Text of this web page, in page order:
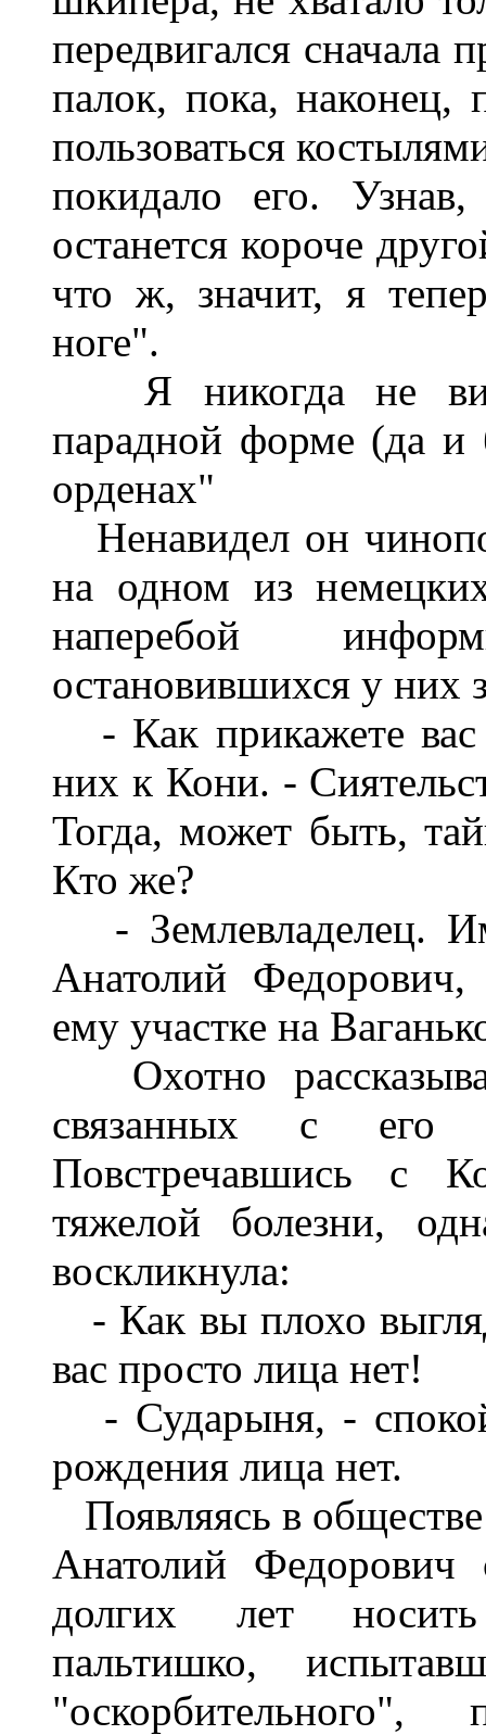
передвигался
палок, пока, наконец,
пользоваться
покидало его.
останется короче
что ж, значит, я
ноге".
Я никогда не
парадной форме (да
орденах"
Ненавидел он
на одном из
наперебой
остановившихся у них
- Как прикажете вас
них к Кони. -
Тогда, может быть,
Кто же?
- Землевладелец.
Анатолий
ему участке на
Охотно
связанных с его
Повстречавшись с
тяжелой болезни,
воскликнула:
- Как вы плохо
вас просто лица нет!
- Сударыня, -
рождения лица нет.
Появляясь в
Анатолий Федорович
долгих лет носить
пальтишко,